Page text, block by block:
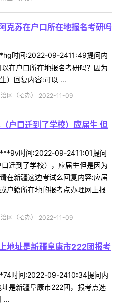
克苏在户口所在地报名考研吗
时间:2022-09-2411:49提问内
在户口所在地报名考研吗？因为
）回复内容:可以 ...
区（招办） 2022-11-09
户口迁到了学校）应届生 但
时间:2022-09-2411:01提问
迁到了学校），应届生但是因为
在新疆这边考试么回复内容:应届
户籍所在地的报考点办理网上报
区（招办） 2022-11-09
地址是新疆阜康市222团报考
时间:2022-09-2410:34提问内
是新疆阜康市222团，报考点选
...